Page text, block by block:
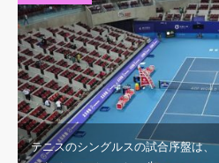
テニスのシングルスの試合序盤は